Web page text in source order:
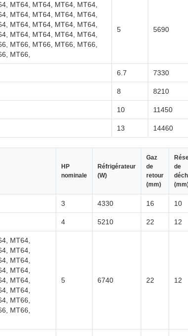
MT64, MT64, MT64, MT64,
MT64, MT64, MT64, MT64,
MT64, MT64, MT64, MT64,
MT64, MT64, MT64, MT64,
MT66, MT66, MT66, MT66,
MT66,
5 5690
6.7 7330
8 8210
10 11450
13 14460
HP
nominale
Réfrigérateur
(W)
Gaz
de
retour
(mm)
de
3 4330 16 10
4 5210 22 12
MT64,
MT64,
MT64,
MT64,
MT64,
MT64,
MT66,
MT66,
5 6740 22 12